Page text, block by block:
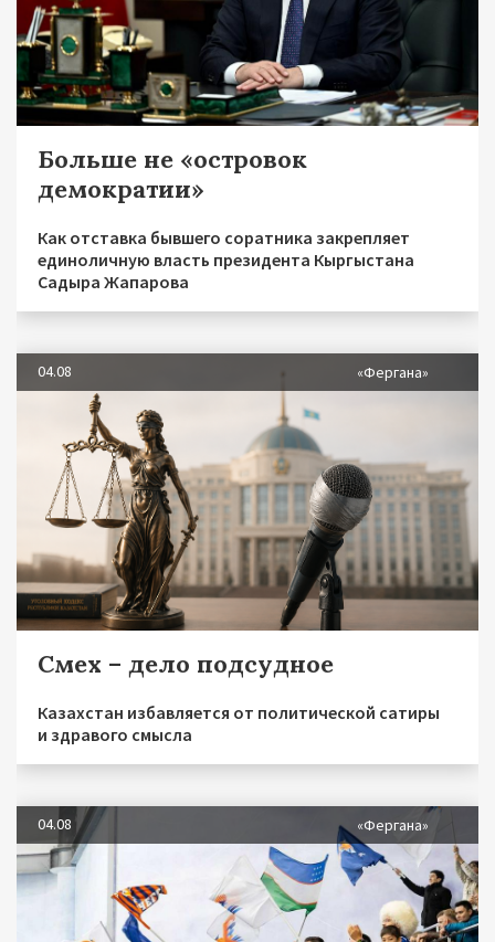
Больше не «островок
демократии»
Как отставка бывшего соратника закрепляет
единоличную власть президента Кыргыстана
Садыра Жапарова
04.08 «Фергана»
Смех – дело подсудное
Казахстан избавляется от политической сатиры
и здравого смысла
04.08 «Фергана»